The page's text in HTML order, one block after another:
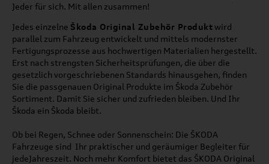
Jeder für sich. Mit allen zusammen!
Jedes einzelne Škoda Original Zubehör Produktwird
parallel zum Fahrzeug entwickelt und mittels modernster
Fertigungsprozesse aus hochwertigen Materialien hergestellt.
Erst nach strengsten Sicherheitsprüfungen, die über die
gesetzlich vorgeschriebenen Standards hinausgehen, finden
Sie die passgenauen Original Produkte im Škoda Zubehör
Sortiment. Damit Sie sicher und zufrieden bleiben. Und Ihr
Škoda ein Škoda bleibt.
Ob bei Regen, Schnee oder Sonnenschein: Die ŠKODA
Fahrzeuge sind Ihr praktischer und geräumiger Begleiter für
jedeJahreszeit. Noch mehr Komfort bietet das ŠKODA Original